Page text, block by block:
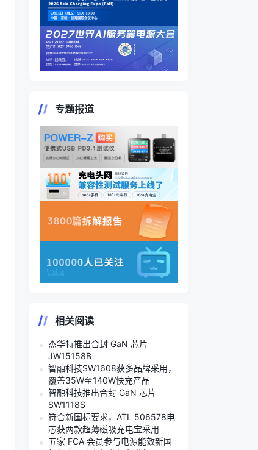
专题报道
相关阅读
杰华特推出合封 GaN 芯片
JW15158B
智融科技SW1608获多品牌采用，
覆盖35W至140W快充产品
智融科技推出合封 GaN 芯片
SW1118S
符合新国标要求，ATL 506578电
芯获两款超薄磁吸充电宝采用
五家 FCA 会员参与电源能效新国